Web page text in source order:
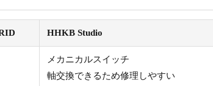
HHKB Studio
メカニカルスイッチ
軸交換できるため修理しやすい